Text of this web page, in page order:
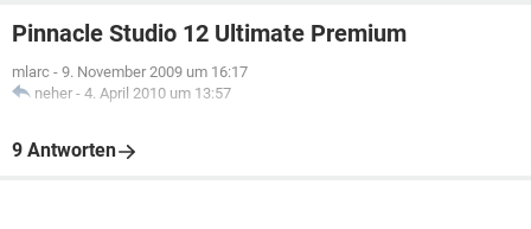
Pinnacle Studio 12 Ultimate Premium
mlarc - 9. November 2009 um 16:17
neher - 4. April 2010 um 13:57
9 Antworten